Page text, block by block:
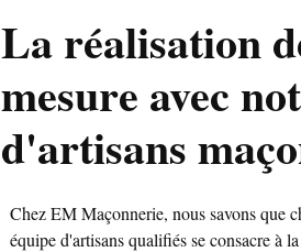
La réalisation
mesure avec
d'artisans
Chez EM Maçonnerie, nous savons que
équipe d'artisans qualifiés se consacre à